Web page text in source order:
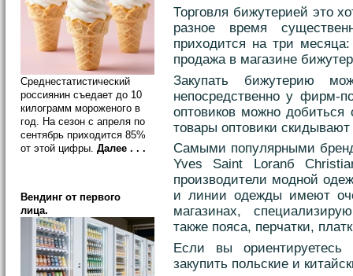
Среднестатистический
россиянин съедает до 10
килограмм мороженого в
год. На сезон с апреля по
сентябрь приходится 85%
от этой цифры. Далее . . .
Вендинг от первого
лица.
Торговля бижутерией это
разное время
приходится на три
продажа в магазине
Закупать бижутерию
непосредственно у фирм-
оптовиков можно добиться
товары оптовики
Самыми популярными
Yves Saint Loranб
производители модной
и линии одежды имеют
магазинах,
также пояса, перчатки,
Если вы
закупить польские и